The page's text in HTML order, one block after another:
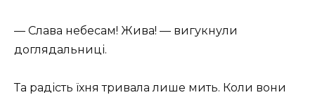
— Слава небесам! Жива! — вигукнули
доглядальниці.
Та радість їхня тривала лише мить. Коли вони